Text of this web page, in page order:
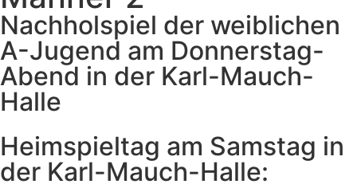
Nachholspiel der weiblichen
A-Jugend am Donnerstag-
Abend in der Karl-Mauch-
Halle
Heimspieltag am Samstag in
der Karl-Mauch-Halle: